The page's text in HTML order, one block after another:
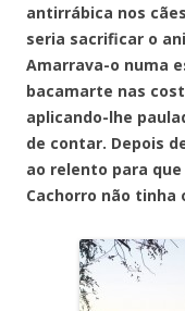
antirrábica nos
seria sacrificar o
Amarrava-o numa
bacamarte nas
aplicando-lhe
de contar. Depois
ao relento para
Cachorro não tinha